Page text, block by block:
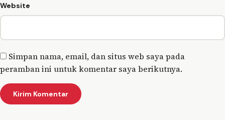
Website
Simpan nama, email, dan situs web saya pada
peramban ini untuk komentar saya berikutnya.